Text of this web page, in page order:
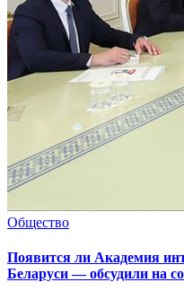
Общество
Появится ли Академия
Беларуси — обсудили на